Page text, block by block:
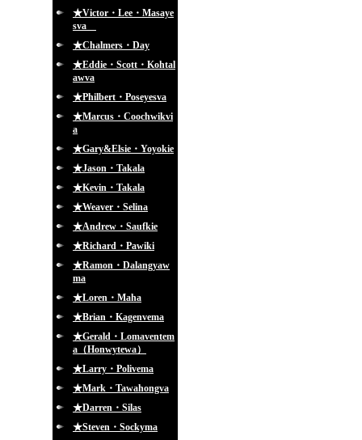
★Victor・Lee・Masaye
sva
★Chalmers・Day
★Eddie・Scott・Kohtal
awva
★Philbert・Poseyesva
★Marcus・Coochwikvi
a
★Gary&Elsie・Yoyokie
★Jason・Takala
★Kevin・Takala
★Weaver・Selina
★Andrew・Saufkie
★Richard・Pawiki
★Ramon・Dalangyaw
ma
★Loren・Maha
★Brian・Kagenvema
★Gerald・Lomaventem
a（Honwytewa）
★Larry・Polivema
★Mark・Tawahongva
★Darren・Silas
★Steven・Sockyma